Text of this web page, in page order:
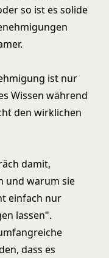
so ist es solide
ist nur
Wissen während
den wirklichen
damit,
und warum sie
einfach nur
lassen".
dass es